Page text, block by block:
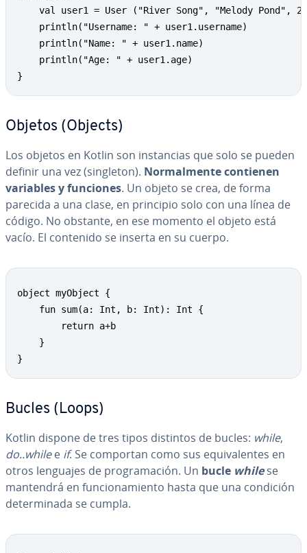
val user1 = User ("River Song", "Melody Pond",
    println("Username: " + user1.username)
    println("Name: " + user1.name)
    println("Age: " + user1.age)
}
Objetos (Objects)
Los objetos en Kotlin son in­s­ta­n­cias que solo se pueden
definir una vez (singleton). No­r­ma­l­me­n­te contienen
variables y funciones. Un objeto se crea, de forma
parecida a una clase, en principio solo con una línea de
código. No obstante, en ese momento el objeto está
vacío. El contenido se inserta en su cuerpo.
object myObject {
}
Bucles (Loops)
Kotlin dispone de tres tipos distintos de bucles: while,
do..whilee if. Se comportan como sus equi­va­le­n­tes en
otros lenguajes de pro­gra­ma­ción. Un bucle whilese
mantendrá en fu­n­cio­na­mie­n­to hasta que una condición
de­te­r­mi­na­da se cumpla.